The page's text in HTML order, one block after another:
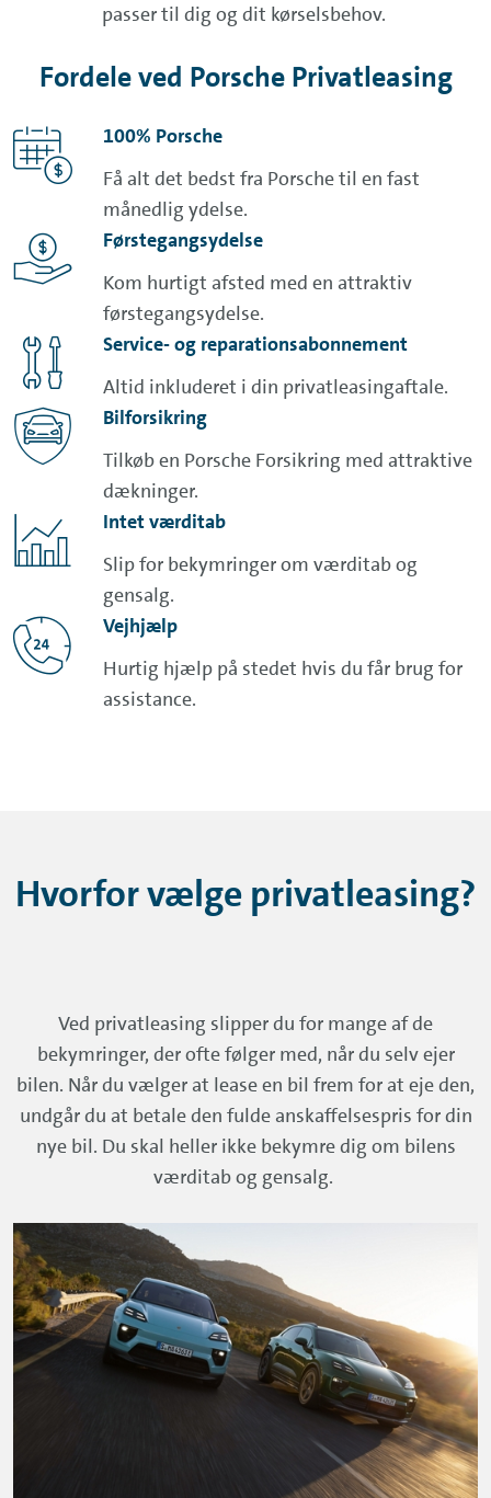
passer til dig og dit kørselsbehov.
Fordele ved Porsche Privatleasing
100% Porsche
Få alt det bedst fra Porsche til en fast
månedlig ydelse.
Førstegangsydelse
Kom hurtigt afsted med en attraktiv
førstegangsydelse.
Service- og reparationsabonnement
Altid inkluderet i din privatleasingaftale.
Bilforsikring
Tilkøb en Porsche Forsikring med attraktive
dækninger.
Intet værditab
Slip for bekymringer om værditab og
gensalg.
Vejhjælp
Hurtig hjælp på stedet hvis du får brug for
assistance.
Hvorfor vælge privatleasing?
Ved privatleasing slipper du for mange af de
bekymringer, der ofte følger med, når du selv ejer
bilen. Når du vælger at lease en bil frem for at eje den,
undgår du at betale den fulde anskaffelsespris for din
nye bil. Du skal heller ikke bekymre dig om bilens
værditab og gensalg.